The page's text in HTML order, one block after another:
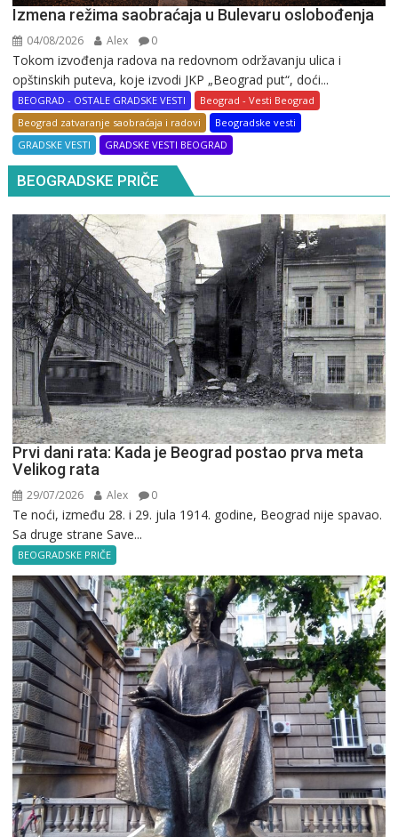
Izmena režima saobraćaja u Bulevaru oslobođenja
04/08/2026 Alex 0
Tokom izvođenja radova na redovnom održavanju ulica i
opštinskih puteva, koje izvodi JKP „Beograd put“, doći...
BEOGRAD - OSTALE GRADSKE VESTI
Beograd - Vesti Beograd
Beograd zatvaranje saobraćaja i radovi
Beogradske vesti
GRADSKE VESTI
GRADSKE VESTI BEOGRAD
BEOGRADSKE PRIČE
Prvi dani rata: Kada je Beograd postao prva meta
Velikog rata
29/07/2026 Alex 0
Te noći, između 28. i 29. jula 1914. godine, Beograd nije spavao.
Sa druge strane Save...
BEOGRADSKE PRIČE